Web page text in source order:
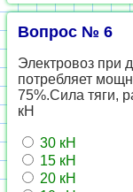
Вопрос № 6
Электровоз при
потребляет
75%.Сила тяги,
кН
30 кН
15 кН
20 кН